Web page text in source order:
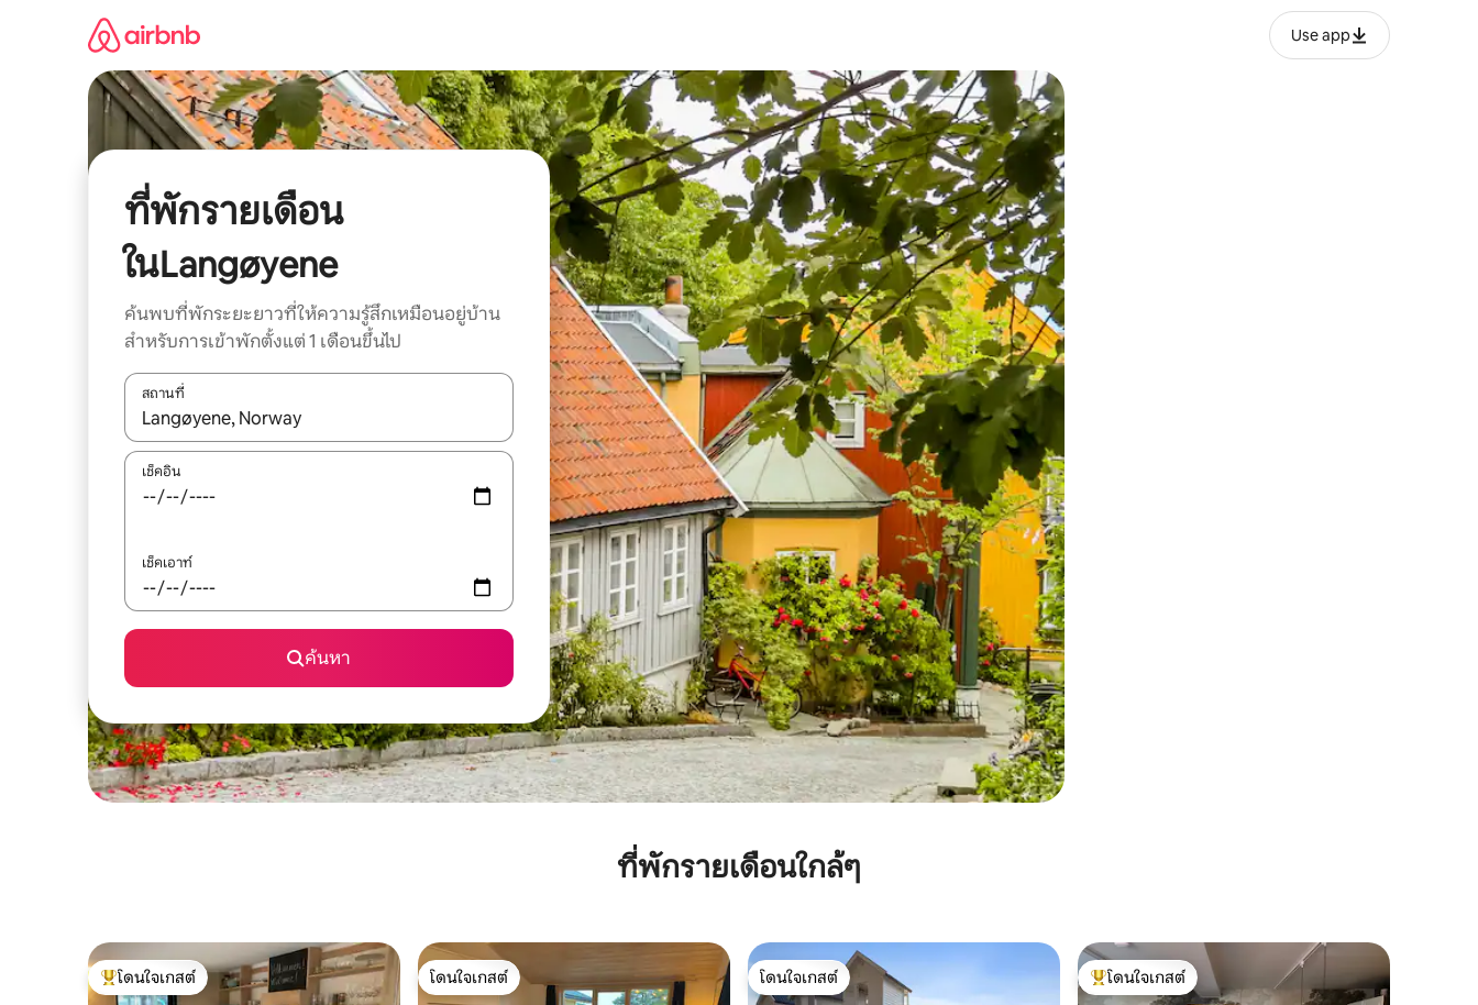
Use app
ที่พักรายเดือน
ในLangøyene
ค้นพบที่พักระยะยาวที่ให้ความรู้สึกเหมือนอยู่บ้าน
สำหรับการเข้าพักตั้งแต่ 1 เดือนขึ้นไป
สถานที่
ใช้ลูกศรขึ้นลง หรือใช้การสัมผัสหรือปัด เพื่อสำรวจผลการค้นหา
เช็คอิน
เช็คเอาท์
ค้นหา
ที่พักรายเดือนใกล้ๆ
โดนใจเกสต์ที่สุด
โดนใจเกสต์
โดนใจเกสต์
โดนใจเกสต์
โดนใจเกสต์
โดนใจเกสต์
โดนใจเกสต์ที่สุด
โดนใจเกสต์